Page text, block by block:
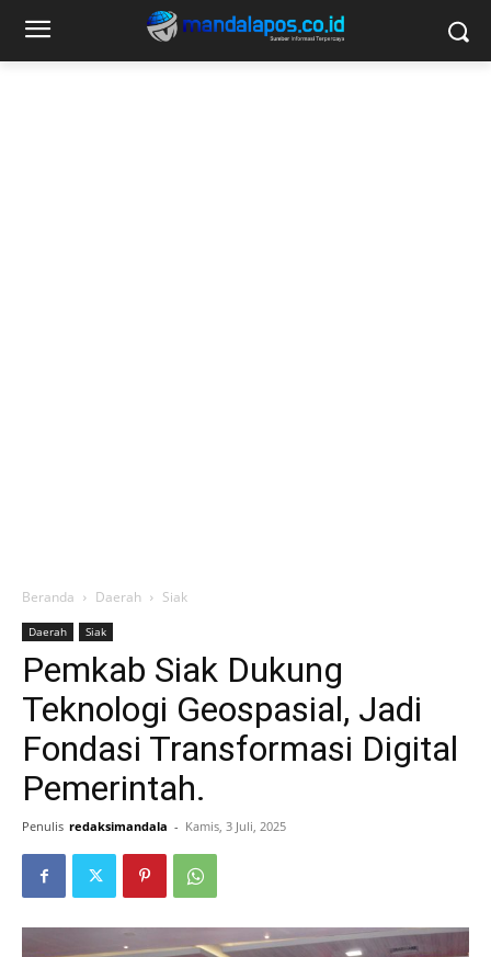
Beranda Daerah Siak
Daerah Siak
Pemkab Siak Dukung
Teknologi Geospasial, Jadi
Fondasi Transformasi Digital
Pemerintah.
Penulis redaksimandala - Kamis, 3 Juli, 2025